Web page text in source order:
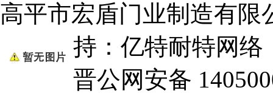
高平市宏盾门业制造有限
持：亿特耐特网
晋公网安备